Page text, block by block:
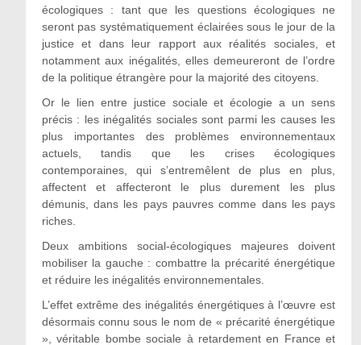
écologiques : tant que les questions écologiques ne
seront pas systématiquement éclairées sous le jour de la
justice et dans leur rapport aux réalités sociales, et
notamment aux inégalités, elles demeureront de l’ordre
de la politique étrangère pour la majorité des citoyens.
Or le lien entre justice sociale et écologie a un sens
précis : les inégalités sociales sont parmi les causes les
plus importantes des problèmes environnementaux
actuels, tandis que les crises écologiques
contemporaines, qui s’entremêlent de plus en plus,
affectent et affecteront le plus durement les plus
démunis, dans les pays pauvres comme dans les pays
riches.
Deux ambitions social-écologiques majeures doivent
mobiliser la gauche : combattre la précarité énergétique
et réduire les inégalités environnementales.
L’effet extrême des inégalités énergétiques à l’œuvre est
désormais connu sous le nom de « précarité énergétique
», véritable bombe sociale à retardement en France et